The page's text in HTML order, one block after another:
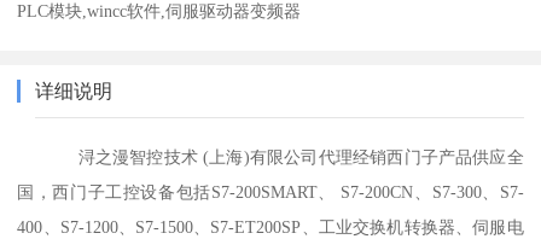
PLC模块,wincc软件,伺服驱动器变频器
详细说明
浔之漫智控技术 (上海)有限公司代理经销西门子产品供应全
国，西门子工控设备包括S7-200SMART、 S7-200CN、S7-300、S7-
400、S7-1200、S7-1500、S7-ET200SP、工业交换机转换器、伺服电